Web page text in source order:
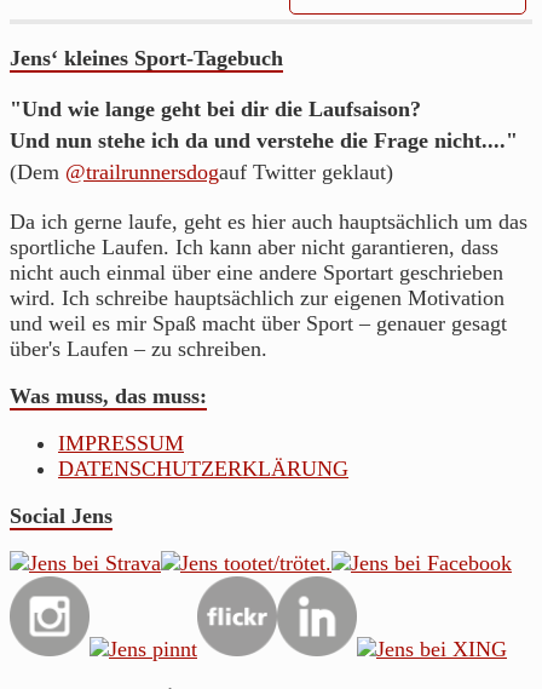
Jens‘ kleines Sport-Tagebuch
"Und wie lange geht bei dir die Laufsaison?
Und nun stehe ich da und verstehe die Frage nicht...."
(Dem @trailrunnersdogauf Twitter geklaut)
Da ich gerne laufe, geht es hier auch hauptsächlich um das
sportliche Laufen. Ich kann aber nicht garantieren, dass
nicht auch einmal über eine andere Sportart geschrieben
wird. Ich schreibe hauptsächlich zur eigenen Motivation
und weil es mir Spaß macht über Sport – genauer gesagt
über's Laufen – zu schreiben.
Was muss, das muss:
IMPRESSUM
DATENSCHUTZERKLÄRUNG
Social Jens